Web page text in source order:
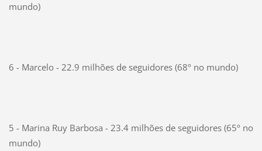
mundo)
6 - Marcelo - 22.9 milhões de seguidores (68º no mundo)
5 - Marina Ruy Barbosa - 23.4 milhões de seguidores (65º no
mundo)